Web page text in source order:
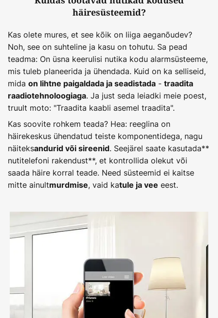
häiresüsteemid?
Kas olete mures, et see kõik on liiga aeganõudev?
Noh, see on suhteline ja kasu on tohutu. Sa pead
teadma: On üsna keerulisi nutika kodu alarmsüsteeme,
mis tuleb planeerida ja ühendada. Kuid on ka selliseid,
mida on lihtne paigaldada ja seadistada - traadita
raadiotehnoloogiaga. Ja just seda leiadki meie poest,
truult moto: "Traadita kaabli asemel traadita".
Kas soovite rohkem teada? Hea: reeglina on
häirekeskus ühendatud teiste komponentidega, nagu
näiteksandurid või sireenid. Seejärel saate kasutada**
nutitelefoni rakendust**, et kontrollida olekut või
saada häire korral teade. Need süsteemid ei kaitse
mitte ainultmurdmise, vaid katule ja vee eest.